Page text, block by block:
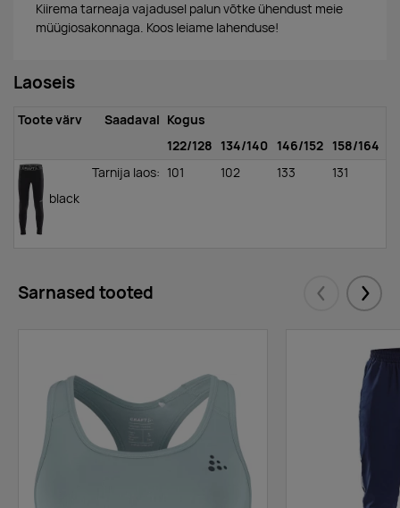
Kiirema tarneaja vajadusel palun võtke ühendust meie
müügiosakonnaga. Koos leiame lahenduse!
Laoseis
Toote värv Saadaval Kogus
122/128
134/140 146/152 158/164
black
Tarnija laos: 101 102 133 131
Sarnased tooted Eelmised